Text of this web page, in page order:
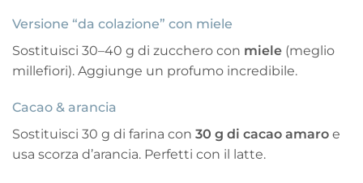
Versione “da colazione” con miele
Sostituisci 30–40 g di zucchero con miele (meglio
millefiori). Aggiunge un profumo incredibile.
Cacao & arancia
Sostituisci 30 g di farina con 30 g di cacao amaro e
usa scorza d’arancia. Perfetti con il latte.